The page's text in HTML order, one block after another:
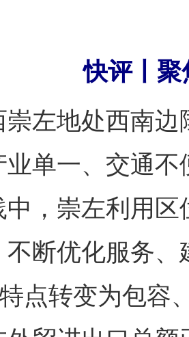
快评丨聚
地处西南边
业单一、交通
中，崇左利用
不断优化服务
特点转变为包容